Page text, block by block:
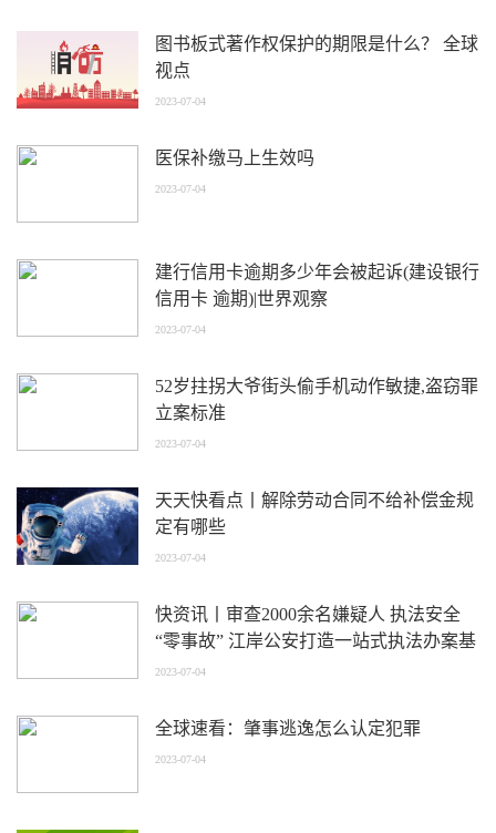
图书板式著作权保护的期限是什么？ 全球
视点
2023-07-04
医保补缴马上生效吗
2023-07-04
建行信用卡逾期多少年会被起诉(建设银行
信用卡 逾期)|世界观察
2023-07-04
52岁拄拐大爷街头偷手机动作敏捷,盗窃罪
立案标准
2023-07-04
天天快看点丨解除劳动合同不给补偿金规
定有哪些
2023-07-04
快资讯丨审查2000余名嫌疑人 执法安全
“零事故” 江岸公安打造一站式执法办案基
地
2023-07-04
全球速看：肇事逃逸怎么认定犯罪
2023-07-04